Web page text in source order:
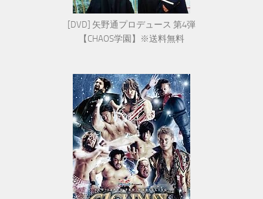
[DVD] 矢野通プロデュース 第4弾
【CHAOS学園】※送料無料